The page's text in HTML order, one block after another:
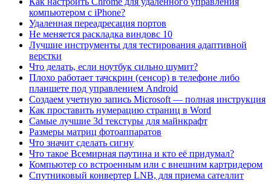
компьютером с iPhone?
Удаленная переадресация портов
Не меняется раскладка виндовс 10
Лучшие инструменты для тестирования адаптивной
верстки
Что делать, если ноутбук сильно шумит?
Плохо работает тачскрин (сенсор) в телефоне либо
планшете под управлением Android
Создаем учетную запись Microsoft — полная инструкция
Как проставить нумерацию страниц в Word
Самые лучшие 3d текстуры для майнкрафт
Размеры матриц фотоаппаратов
Что значит сделать сигну
Что такое Всемирная паутина и кто её придумал?
Компьютер со встроенным или с внешним картридером
Спутниковый конвертер LNB, для приема сателлит